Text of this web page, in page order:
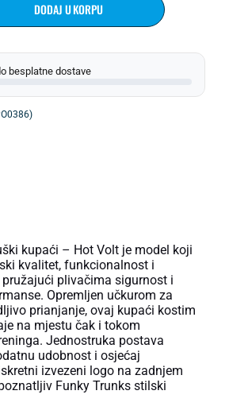
DODAJ U KORPU
besplatne dostave
kupaći – Hot Volt je model koji
kvalitet, funkcionalnost i
plivačima sigurnost i
Opremljen učkurom za
prianjanje, ovaj kupaći kostim
na mjestu čak i tokom
Jednostruka postava
udobnost i osjećaj
izvezeni logo na zadnjem
Funky Trunks stilski